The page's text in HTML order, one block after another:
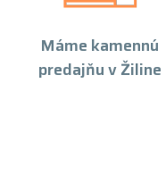
Máme kamennú
predajňu v Žiline